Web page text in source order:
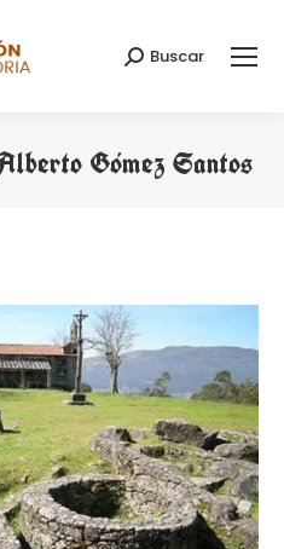
Buscar:
Buscar
Gómez Santos